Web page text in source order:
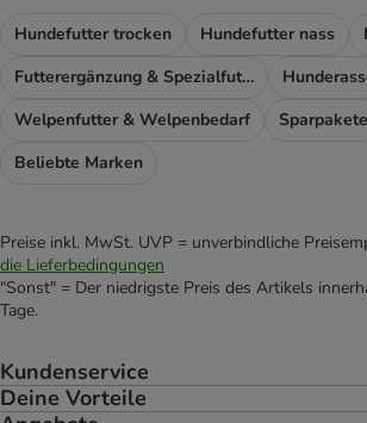
Hundefutter trocken Hundefutter nass
Futterergänzung & Spezialfutter
Welpenfutter & Welpenbedarf
Sparpakete
Beliebte Marken
Preise inkl. MwSt. UVP = unverbindliche
die Lieferbedingungen
"Sonst" = Der niedrigste Preis des Artikels
Tage.
Kundenservice
Deine Vorteile